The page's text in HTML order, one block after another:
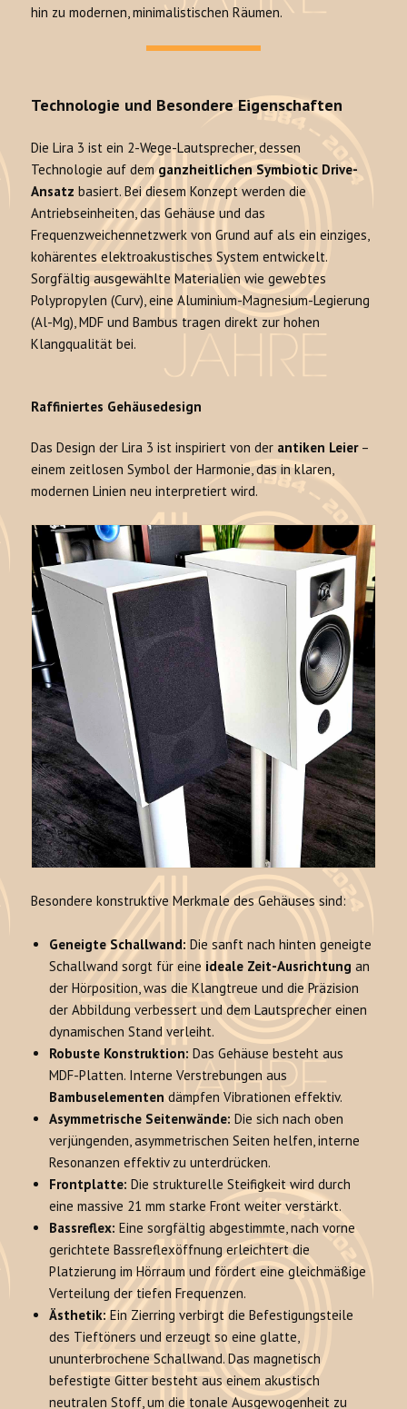
hin zu modernen, minimalistischen Räumen.
Technologie und Besondere Eigenschaften
Die Lira 3 ist ein 2-Wege-Lautsprecher, dessen
Technologie auf demganzheitlichen Symbiotic Drive-
Ansatz basiert. Bei diesem Konzept werden die
Antriebseinheiten, das Gehäuse und das
Frequenzweichennetzwerk von Grund auf als ein einziges,
kohärentes elektroakustisches System entwickelt.
Sorgfältig ausgewählte Materialien wie gewebtes
Polypropylen (Curv), eine Aluminium-Magnesium-Legierung
(Al-Mg), MDF und Bambus tragen direkt zur hohen
Klangqualität bei.
Raffiniertes Gehäusedesign
Das Design der Lira 3 ist inspiriert von der antiken Leier–
einem zeitlosen Symbol der Harmonie, das in klaren,
modernen Linien neu interpretiert wird.
Besondere konstruktive Merkmale des Gehäuses sind:
Geneigte Schallwand: Die sanft nach hinten geneigte
Schallwand sorgt für eine ideale Zeit-Ausrichtung an
der Hörposition, was die Klangtreue und die Präzision
der Abbildung verbessert und dem Lautsprecher einen
dynamischen Stand verleiht.
Robuste Konstruktion: Das Gehäuse besteht aus
MDF-Platten. Interne Verstrebungen aus
Bambuselementendämpfen Vibrationen effektiv.
Asymmetrische Seitenwände: Die sich nach oben
verjüngenden, asymmetrischen Seiten helfen, interne
Resonanzen effektiv zu unterdrücken.
Frontplatte: Die strukturelle Steifigkeit wird durch
eine massive 21 mm starke Front weiter verstärkt.
Bassreflex: Eine sorgfältig abgestimmte, nach vorne
gerichtete Bassreflexöffnung erleichtert die
Platzierung im Hörraum und fördert eine gleichmäßige
Verteilung der tiefen Frequenzen.
Ästhetik: Ein Zierring verbirgt die Befestigungsteile
des Tieftöners und erzeugt so eine glatte,
ununterbrochene Schallwand. Das magnetisch
befestigte Gitter besteht aus einem akustisch
neutralen Stoff, um die tonale Ausgewogenheit zu